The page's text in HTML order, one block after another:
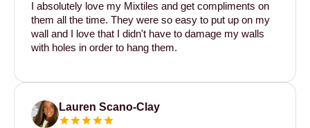
I absolutely love my Mixtiles and get compliments on
them all the time. They were so easy to put up on my
wall and I love that I didn't have to damage my walls
with holes in order to hang them.
Lauren Scano-Clay